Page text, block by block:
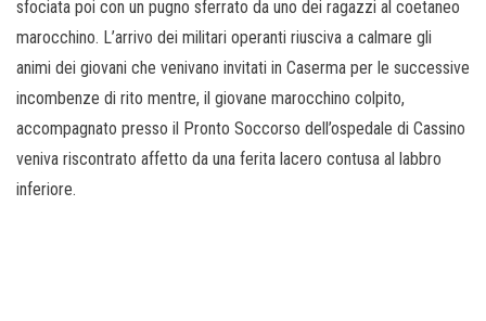
sfociata poi con un pugno sferrato da uno dei ragazzi al coetaneo
marocchino. L’arrivo dei militari operanti riusciva a calmare gli
animi dei giovani che venivano invitati in Caserma per le successive
incombenze di rito mentre, il giovane marocchino colpito,
accompagnato presso il Pronto Soccorso dell’ospedale di Cassino
veniva riscontrato affetto da una ferita lacero contusa al labbro
inferiore.